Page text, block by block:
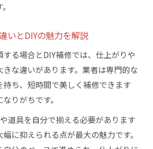
いとDIYの魅力を解説
する場合とDIY補修では、仕上がりや
な違いがあります。業者は専門的な
ち、短時間で美しく補修できます
りがちです。
道具を自分で揃える必要があります
に抑えられる点が最大の魅力です。